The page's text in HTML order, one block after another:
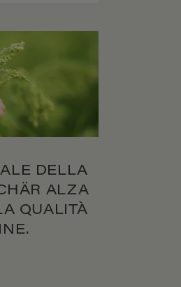
DELLA
ALZA
QUALITÀ